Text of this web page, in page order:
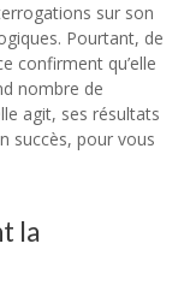
sur son
Pourtant, de
confirment qu’elle
nombre de
agit, ses résultats
succès, pour vous
la